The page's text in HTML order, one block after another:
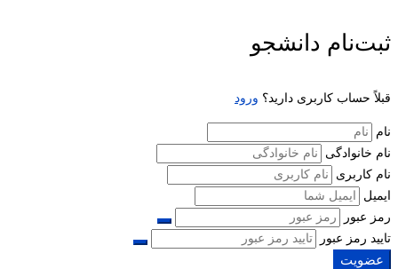
ثبت
نام
دانشجو
ثبت‌نام دانشجو
قبلاً حساب کاربری دارید؟ ورود
نام
نام خانوادگی
نام کاربری
ایمیل
رمز عبور
تایید رمز عبور
عضویت